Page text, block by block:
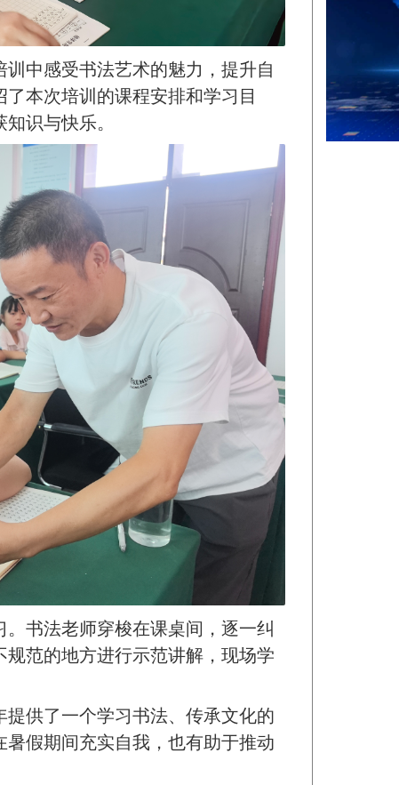
中感受书法艺术的魅力，提升自
本次培训的课程安排和学习目
识与快乐。
书法老师穿梭在课桌间，逐一纠
范的地方进行示范讲解，现场学
供了一个学习书法、传承文化的
假期间充实自我，也有助于推动